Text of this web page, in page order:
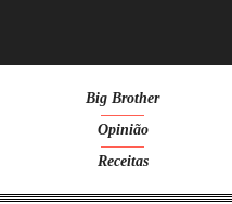
Big Brother
Opinião
Receitas